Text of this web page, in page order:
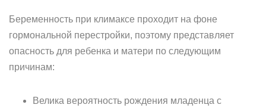
Беременность при климаксе проходит на фоне
гормональной перестройки, поэтому представляет
опасность для ребенка и матери по следующим
причинам:
Велика вероятность рождения младенца с